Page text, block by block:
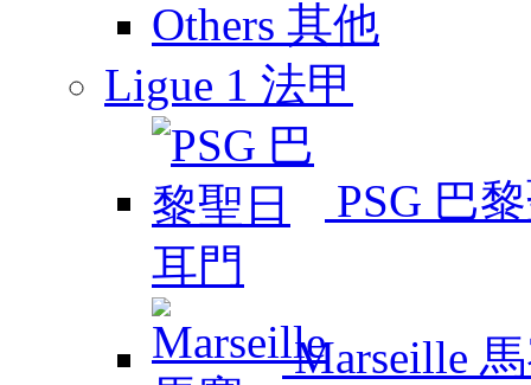
Others 其他
Ligue 1 法甲
PSG 巴
Marseille